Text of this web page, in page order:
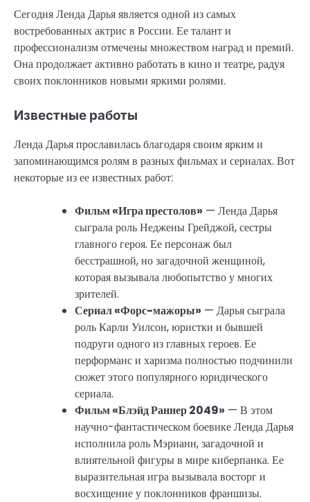
Сегодня Ленда Дарья является одной из самых
востребованных актрис в России. Ее талант и
профессионализм отмечены множеством наград и премий.
Она продолжает активно работать в кино и театре, радуя
своих поклонников новыми яркими ролями.
Известные работы
Ленда Дарья прославилась благодаря своим ярким и
запоминающимся ролям в разных фильмах и сериалах. Вот
некоторые из ее известных работ:
Фильм «Игра престолов» — Ленда Дарья
сыграла роль Неджены Грейджой, сестры
главного героя. Ее персонаж был
бесстрашной, но загадочной женщиной,
которая вызывала любопытство у многих
зрителей.
Сериал «Форс-мажоры» — Дарья сыграла
роль Карли Уилсон, юристки и бывшей
подруги одного из главных героев. Ее
перформанс и харизма полностью подчинили
сюжет этого популярного юридического
сериала.
Фильм «Блэйд Раннер 2049» — В этом
научно-фантастическом боевике Ленда Дарья
исполнила роль Мэрианн, загадочной и
влиятельной фигуры в мире киберпанка. Ее
выразительная игра вызывала восторг и
восхищение у поклонников франшизы.